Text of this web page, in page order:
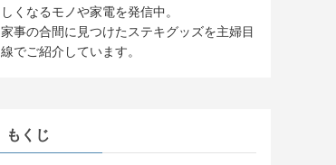
しくなるモノや家電を発信中。
家事の合間に見つけたステキグッズを主婦目
線でご紹介しています。
もくじ